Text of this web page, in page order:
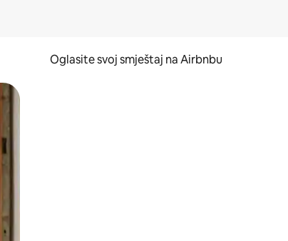
Oglasite svoj smještaj na Airbnbu